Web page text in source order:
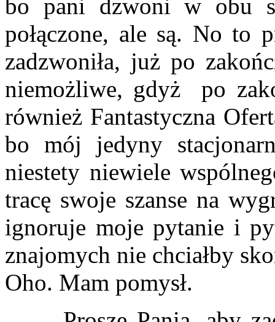
bo pani dzwoni w obu
połączone, ale są. No to
zadzwoniła, już po
niemożliwe, gdyż po
również Fantastyczna
bo mój jedyny
niestety niewiele
tracę swoje szanse na
ignoruje moje pytanie i
znajomych nie chciałby
Oho. Mam pomysł.